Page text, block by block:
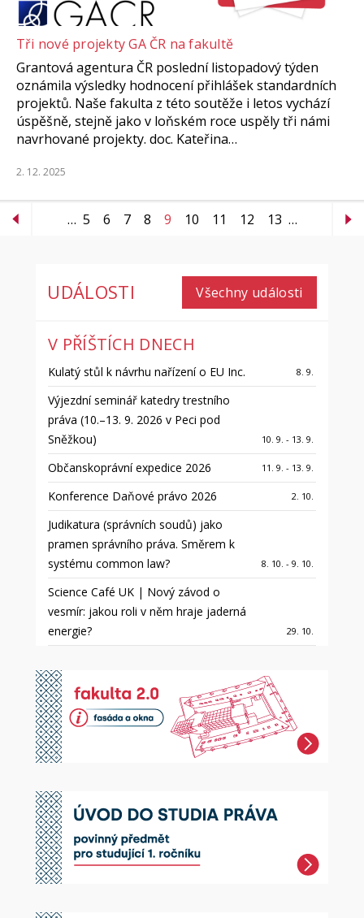
Tři nové projekty GA ČR na fakultě
Grantová agentura ČR poslední listopadový týden
oznámila výsledky hodnocení přihlášek standardních
projektů. Naše fakulta z této soutěže i letos vychází
úspěšně, stejně jako v loňském roce uspěly tři námi
navrhované projekty. doc. Kateřina…
2. 12. 2025
… 5 6 7 8 9 10 11 12 13 …
UDÁLOSTI Všechny události
V PŘÍŠTÍCH DNECH
Kulatý stůl k návrhu nařízení o EU Inc. 8. 9.
Výjezdní seminář katedry trestního
práva (10.–13. 9. 2026 v Peci pod
Sněžkou)
10. 9. - 13. 9.
Občanskoprávní expedice 2026 11. 9. - 13. 9.
Konference Daňové právo 2026 2. 10.
Judikatura (správních soudů) jako
pramen správního práva. Směrem k
systému common law?
8. 10. - 9. 10.
Science Café UK | Nový závod o
vesmír: jakou roli v něm hraje jaderná
energie?
29. 10.